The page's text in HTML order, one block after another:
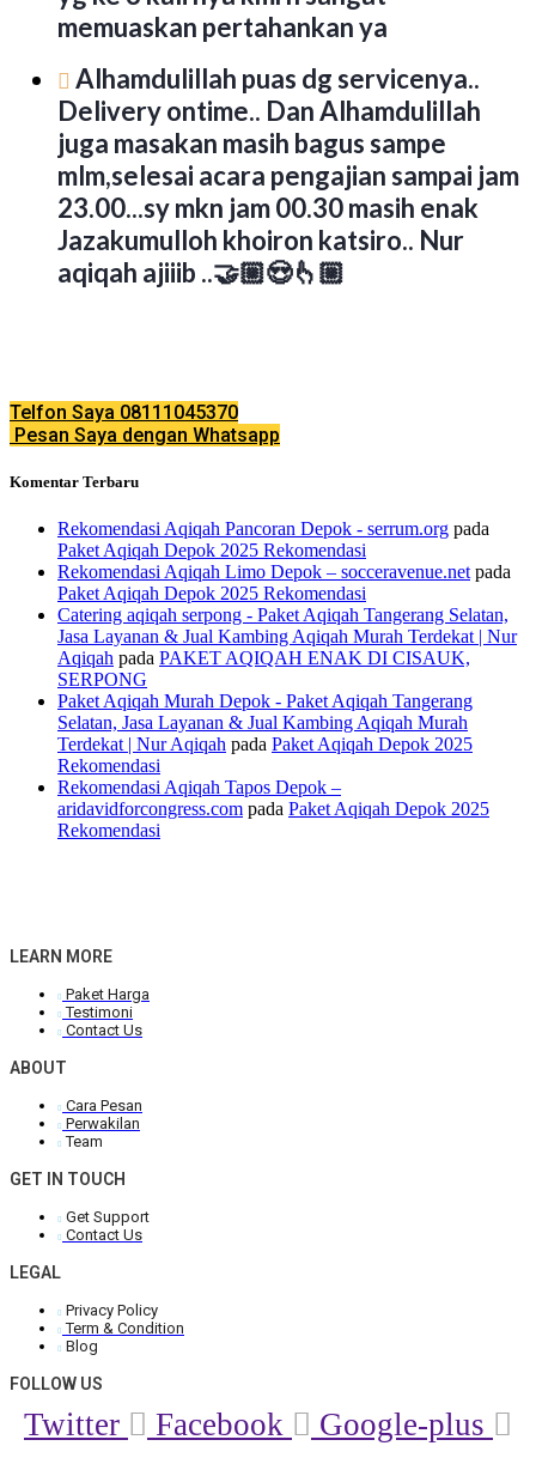
memuaskan pertahankan ya
Alhamdulillah puas dg servicenya..
Delivery ontime.. Dan Alhamdulillah
juga masakan masih bagus sampe
mlm,selesai acara pengajian sampai jam
23.00...sy mkn jam 00.30 masih enak
Jazakumulloh khoiron katsiro.. Nur
aqiqah ajiiib ..🤝🏼😍👆🏼
Telfon Saya 08111045370
Pesan Saya dengan Whatsapp
Komentar Terbaru
Rekomendasi Aqiqah Pancoran Depok - serrum.org pada
Paket Aqiqah Depok 2025 Rekomendasi
Rekomendasi Aqiqah Limo Depok – socceravenue.net pada
Paket Aqiqah Depok 2025 Rekomendasi
Catering aqiqah serpong - Paket Aqiqah Tangerang Selatan,
Jasa Layanan & Jual Kambing Aqiqah Murah Terdekat | Nur
Aqiqah pada PAKET AQIQAH ENAK DI CISAUK,
SERPONG
Paket Aqiqah Murah Depok - Paket Aqiqah Tangerang
Selatan, Jasa Layanan & Jual Kambing Aqiqah Murah
Terdekat | Nur Aqiqah pada Paket Aqiqah Depok 2025
Rekomendasi
Rekomendasi Aqiqah Tapos Depok –
aridavidforcongress.com pada Paket Aqiqah Depok 2025
Rekomendasi
LEARN MORE
Paket Harga
Testimoni
Contact Us
ABOUT
Cara Pesan
Perwakilan
Team
GET IN TOUCH
Get Support
Contact Us
LEGAL
Privacy Policy
Term & Condition
Blog
FOLLOW US
Twitter Facebook Google-plus